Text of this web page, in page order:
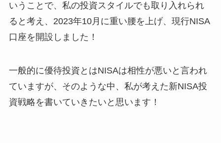
いうことで、私の投資スタイルでも取り入れられ
ると考え、2023年10月に重い腰を上げ、現行NISA
口座を開設しました！
一般的に優待投資とはNISAは相性が悪いと言われ
ていますが、そのような中、私が考えた新NISA投
資戦略を書いていきたいと思います！